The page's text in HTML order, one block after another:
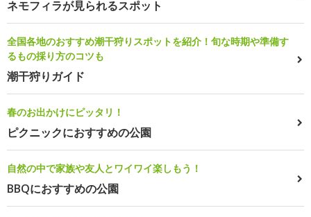
ネモフィラが見られるスポット
全国各地のおすすめ潮干狩りスポットを紹介！旬な時期や準備す
るもの採り方のコツも
潮干狩りガイド
春のお出かけにピッタリ！
ピクニックにおすすめの公園
自然の中で家族や友人とワイワイ楽しもう！
BBQにおすすめの公園